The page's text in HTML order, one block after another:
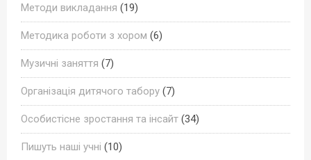
Методи викладання (19)
Методика роботи з хором (6)
Музичні заняття (7)
Організація дитячого табору (7)
Особистісне зростання та інсайт (34)
Пишуть наші учні (10)